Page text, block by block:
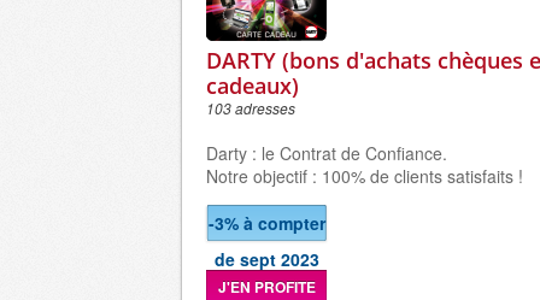
DARTY (bons d'achats chèques
cadeaux)
103 adresses
Darty : le Contrat de Confiance.
Notre objectif : 100% de clients satisfaits !
-3% à compter
de sept 2023
J'EN PROFITE